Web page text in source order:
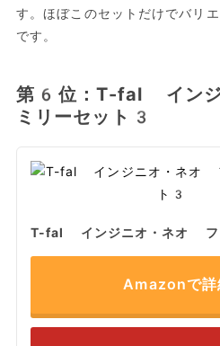
す。ほぼこのセットだけでバリ
です。
第6位：T-fal イン
ミリーセット3
T-fal インジニオ・ネオ フ
Amazonで詳